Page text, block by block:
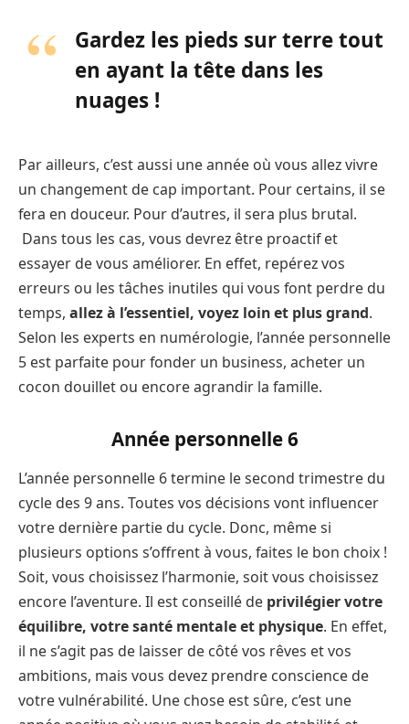
Gardez les pieds sur terre tout
en ayant la tête dans les
nuages !
Par ailleurs, c’est aussi une année où vous allez vivre
un changement de cap important. Pour certains, il se
fera en douceur. Pour d’autres, il sera plus brutal.
Dans tous les cas, vous devrez être proactif et
essayer de vous améliorer. En effet, repérez vos
erreurs ou les tâches inutiles qui vous font perdre du
temps, allez à l’essentiel, voyez loin et plus grand.
Selon les experts en numérologie, l’année personnelle
5 est parfaite pour fonder un business, acheter un
cocon douillet ou encore agrandir la famille.
Année personnelle 6
L’année personnelle 6 termine le second trimestre du
cycle des 9 ans. Toutes vos décisions vont influencer
votre dernière partie du cycle. Donc, même si
plusieurs options s’offrent à vous, faites le bon choix !
Soit, vous choisissez l’harmonie, soit vous choisissez
encore l’aventure. Il est conseillé de privilégier votre
équilibre, votre santé mentale et physique. En effet,
il ne s’agit pas de laisser de côté vos rêves et vos
ambitions, mais vous devez prendre conscience de
votre vulnérabilité. Une chose est sûre, c’est une